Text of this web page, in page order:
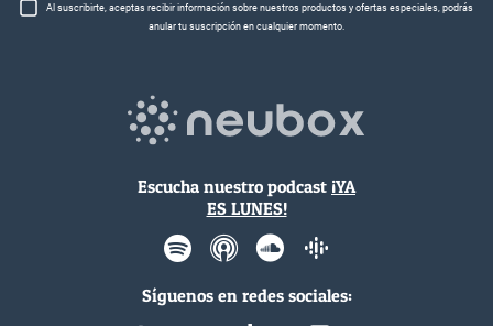
Al suscribirte, aceptas recibir información sobre nuestros productos y ofertas especiales, podrás
anular tu suscripción en cualquier momento.
Escucha nuestro podcast ¡YA
ES LUNES!
Síguenos en redes sociales: